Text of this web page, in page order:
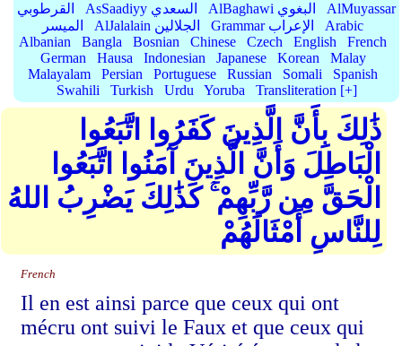
القرطوبي
AsSaadiyy السعدي AlBaghawi البغوي
AlMuyassar
الميسر
AlJalalain الجلالين Grammar الإعراب
Arabic
Albanian
Bangla Bosnian Chinese Czech English
French
German
Hausa Indonesian Japanese Korean
Malay
Malayalam
Persian Portuguese Russian Somali
Spanish
Swahili
Turkish Urdu Yoruba Transliteration [+]
ذَٰلِكَ بِأَنَّ الَّذِينَ كَفَرُوا اتَّبَعُوا
الْبَاطِلَ وَأَنَّ الَّذِينَ آمَنُوا اتَّبَعُوا
الْحَقَّ مِن رَّبِّهِمْ ۚ كَذَٰلِكَ يَضْرِبُ اللهُ
لِلنَّاسِ أَمْثَالَهُمْ
French
Il en est ainsi parce que ceux qui ont
mécru ont suivi le Faux et que ceux qui